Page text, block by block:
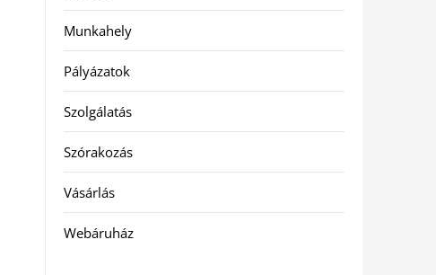
Munkahely
Pályázatok
Szolgálatás
Szórakozás
Vásárlás
Webáruház